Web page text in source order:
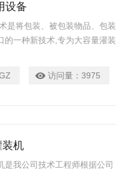
设备
是将包装、被包装物品、包装
的一种新技术,专为大容量灌装
访问量：3975
装机
我公司技术工程师根据公司